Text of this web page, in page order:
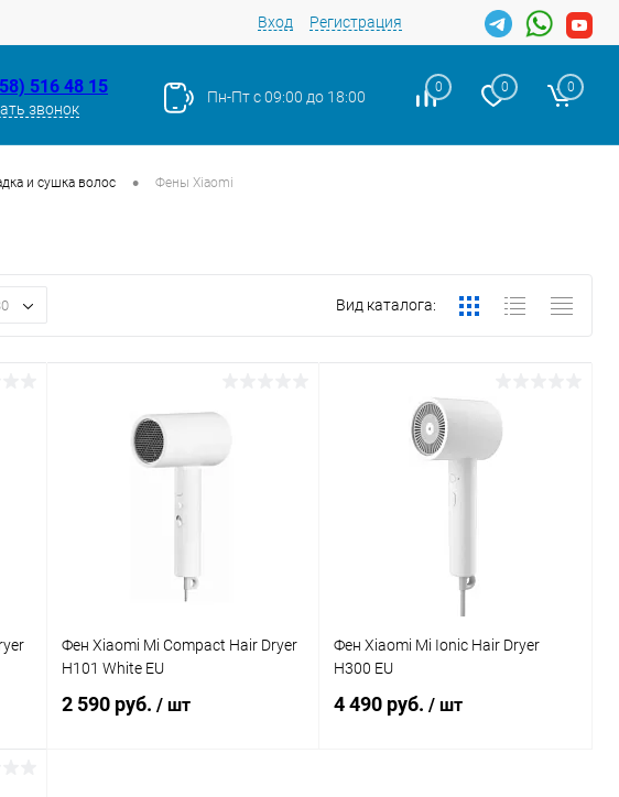
Вход Регистрация
516 48 15
звонок
Пн-Пт с 09:00 до 18:00
0 0 0
и сушка волос • Фены Xiaomi
Вид каталога:
Фен Xiaomi Mi Compact Hair Dryer
H101 White EU
2 590 руб. / шт
Фен Xiaomi Mi Ionic Hair Dryer
H300 EU
4 490 руб./ шт